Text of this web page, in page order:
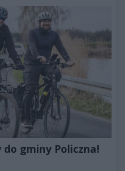
do gminy Policzna!